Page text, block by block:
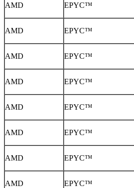
AMD EPYC™
AMD EPYC™
AMD EPYC™
AMD EPYC™
AMD EPYC™
AMD EPYC™
AMD EPYC™
AMD EPYC™